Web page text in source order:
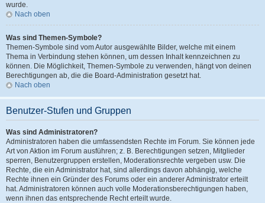
wurde.
Nach oben
Was sind Themen-Symbole?
Themen-Symbole sind vom Autor ausgewählte Bilder, welche mit einem
Thema in Verbindung stehen können, um dessen Inhalt kennzeichnen zu
können. Die Möglichkeit, Themen-Symbole zu verwenden, hängt von deinen
Berechtigungen ab, die die Board-Administration gesetzt hat.
Nach oben
Benutzer-Stufen und Gruppen
Was sind Administratoren?
Administratoren haben die umfassendsten Rechte im Forum. Sie können jede
Art von Aktion im Forum ausführen; z. B. Berechtigungen setzen, Mitglieder
sperren, Benutzergruppen erstellen, Moderationsrechte vergeben usw. Die
Rechte, die ein Administrator hat, sind allerdings davon abhängig, welche
Rechte ihnen ein Gründer des Forums oder ein anderer Administrator erteilt
hat. Administratoren können auch volle Moderationsberechtigungen haben,
wenn ihnen das entsprechende Recht erteilt wurde.